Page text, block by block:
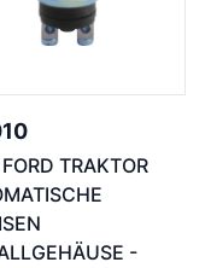
TRAKTOR
-